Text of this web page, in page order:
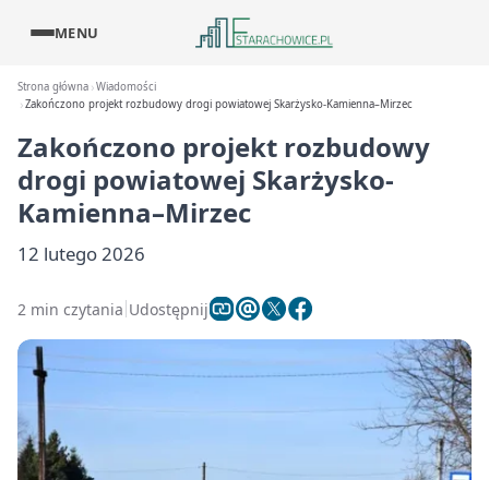
MENU
Strona główna Wiadomości
Zakończono projekt rozbudowy drogi powiatowej Skarżysko-Kamienna–Mirzec
Zakończono projekt rozbudowy
drogi powiatowej Skarżysko-
Kamienna–Mirzec
12 lutego 2026
2 min czytania Udostępnij